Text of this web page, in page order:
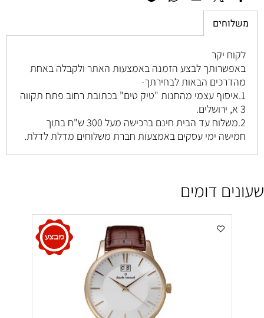
משלוחים
לקוח יקר
באפשרותך לבצע הזמנה באמצעות האתר ולקבלה באחת
מהדרכים הבאות לבחירתך-
1.איסוף עצמי מהחנות "טיק טים" בכתובת רחוב
פתח תקווה
3 א, ירושלים
.
2.משלוח עד הבית חינם ברכישה מעל 300 ש"ח בתוך
חמישה ימי עסקים באמצעות חברת משלוחים מדלת לדלת.
שעונים דומים